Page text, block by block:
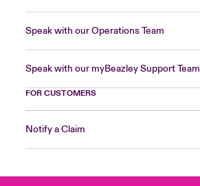
Speak with our Operations Team
Speak with our myBeazley Support Team
FOR CUSTOMERS
Notify a Claim